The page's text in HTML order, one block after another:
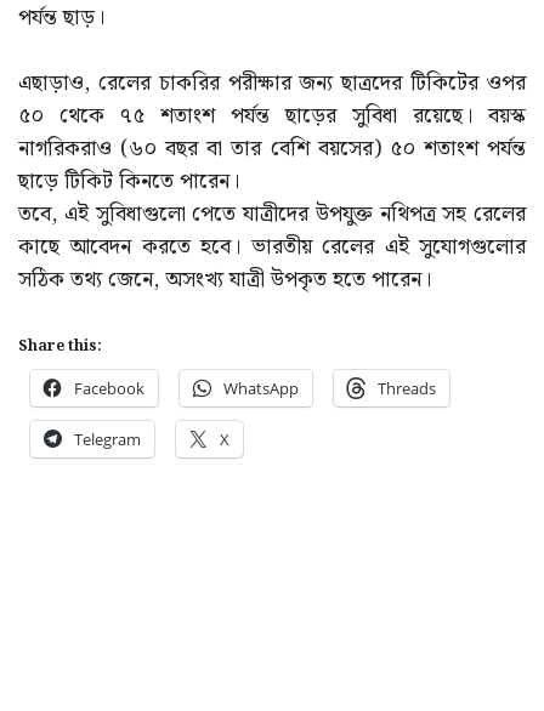
পর্যন্ত ছাড়।
এছাড়াও, রেলের চাকরির পরীক্ষার জন্য ছাত্রদের টিকিটের ওপর
৫০ থেকে ৭৫ শতাংশ পর্যন্ত ছাড়ের সুবিধা রয়েছে। বয়স্ক
নাগরিকরাও (৬০ বছর বা তার বেশি বয়সের) ৫০ শতাংশ পর্যন্ত
ছাড়ে টিকিট কিনতে পারেন।
তবে, এই সুবিধাগুলো পেতে যাত্রীদের উপযুক্ত নথিপত্র সহ রেলের
কাছে আবেদন করতে হবে। ভারতীয় রেলের এই সুযোগগুলোর
সঠিক তথ্য জেনে, অসংখ্য যাত্রী উপকৃত হতে পারেন।
Share this:
Facebook WhatsApp Threads
Telegram X